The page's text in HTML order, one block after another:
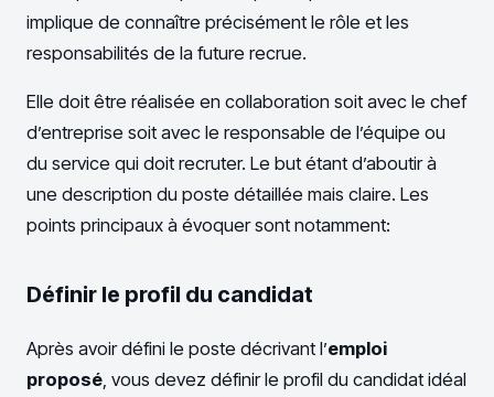
implique de connaître précisément le rôle et les
responsabilités de la future recrue.
Elle doit être réalisée en collaboration soit avec le chef
d’entreprise soit avec le responsable de l’équipe ou
du service qui doit recruter. Le but étant d’aboutir à
une description du poste détaillée mais claire. Les
points principaux à évoquer sont notamment:
Définir le profil du candidat
Après avoir défini le poste décrivant l’emploi
proposé , vous devez définir le profil du candidat idéal